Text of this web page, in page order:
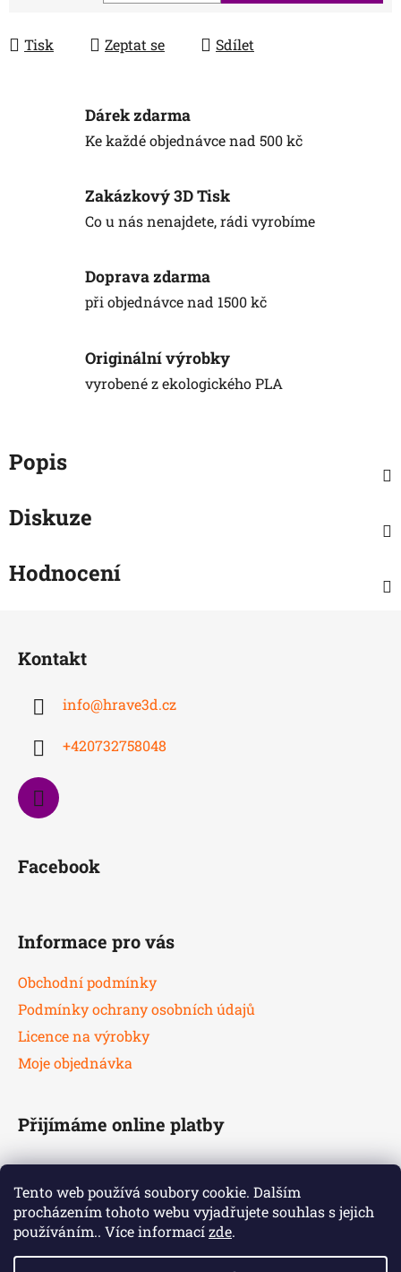
Tento web používá soubory cookie. Dalším
procházením tohoto webu vyjadřujete souhlas s jejich
používáním.. Více informacízde.
Tisk Zeptat se Sdílet
Dárek zdarma
Ke každé objednávce nad 500 kč
Zakázkový 3D Tisk
Co u nás nenajdete, rádi vyrobíme
Doprava zdarma
při objednávce nad 1500 kč
Originální výrobky
vyrobené z ekologického PLA
Popis
Diskuze
Hodnocení
Kontakt
info@hrave3d.cz
+420732758048
Facebook
Informace pro vás
Obchodní podmínky
Podmínky ochrany osobních údajů
Licence na výrobky
Moje objednávka
Přijímáme online platby